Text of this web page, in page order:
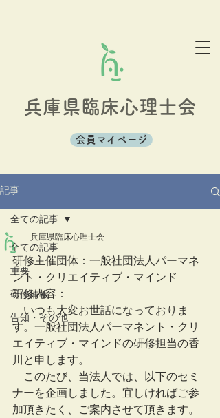
兵庫県臨床心理士会
会員マイページ
記事
全ての記事
重要
研修情報
告知・その他
全ての記事
兵庫県臨床心理士会
研修主催団体：一般社団法人パーマネ
ント・クリエイティブ・マインド
研修内容：
いつも大変お世話になっておりま
す。一般社団法人パーマネント・クリ
エイティブ・マインドの研修担当の香
川と申します。
このたび、当法人では、以下のセミ
ナーを企画しました。宜しければご参
加頂きたく、ご案内させて頂きます。